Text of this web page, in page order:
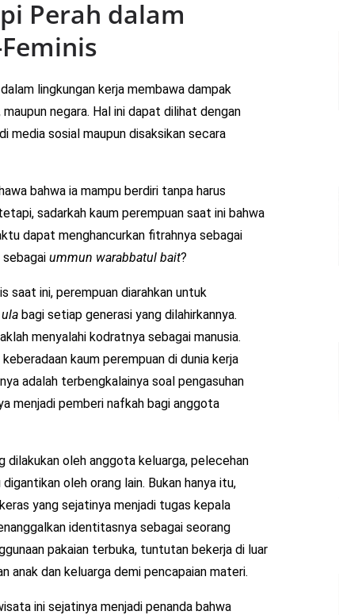
Perah dalam
lingkungan kerja membawa dampak
negara. Hal ini dapat dilihat dengan
media sosial maupun disaksikan secara
bahwa ia mampu berdiri tanpa harus
sadarkah kaum perempuan saat ini bahwa
dapat menghancurkan fitrahnya sebagai
sebagai ummun warabbatul bait?
saat ini, perempuan diarahkan untuk
bagi setiap generasi yang dilahirkannya.
menyalahi kodratnya sebagai manusia.
kaum perempuan di dunia kerja
adalah terbengkalainya soal pengasuhan
menjadi pemberi nafkah bagi anggota
dilakukan oleh anggota keluarga, pelecehan
oleh orang lain. Bukan hanya itu,
yang sejatinya menjadi tugas kepala
identitasnya sebagai seorang
pakaian terbuka, tuntutan bekerja di luar
anak dan keluarga demi pencapaian materi.
ini sejatinya menjadi penanda bahwa